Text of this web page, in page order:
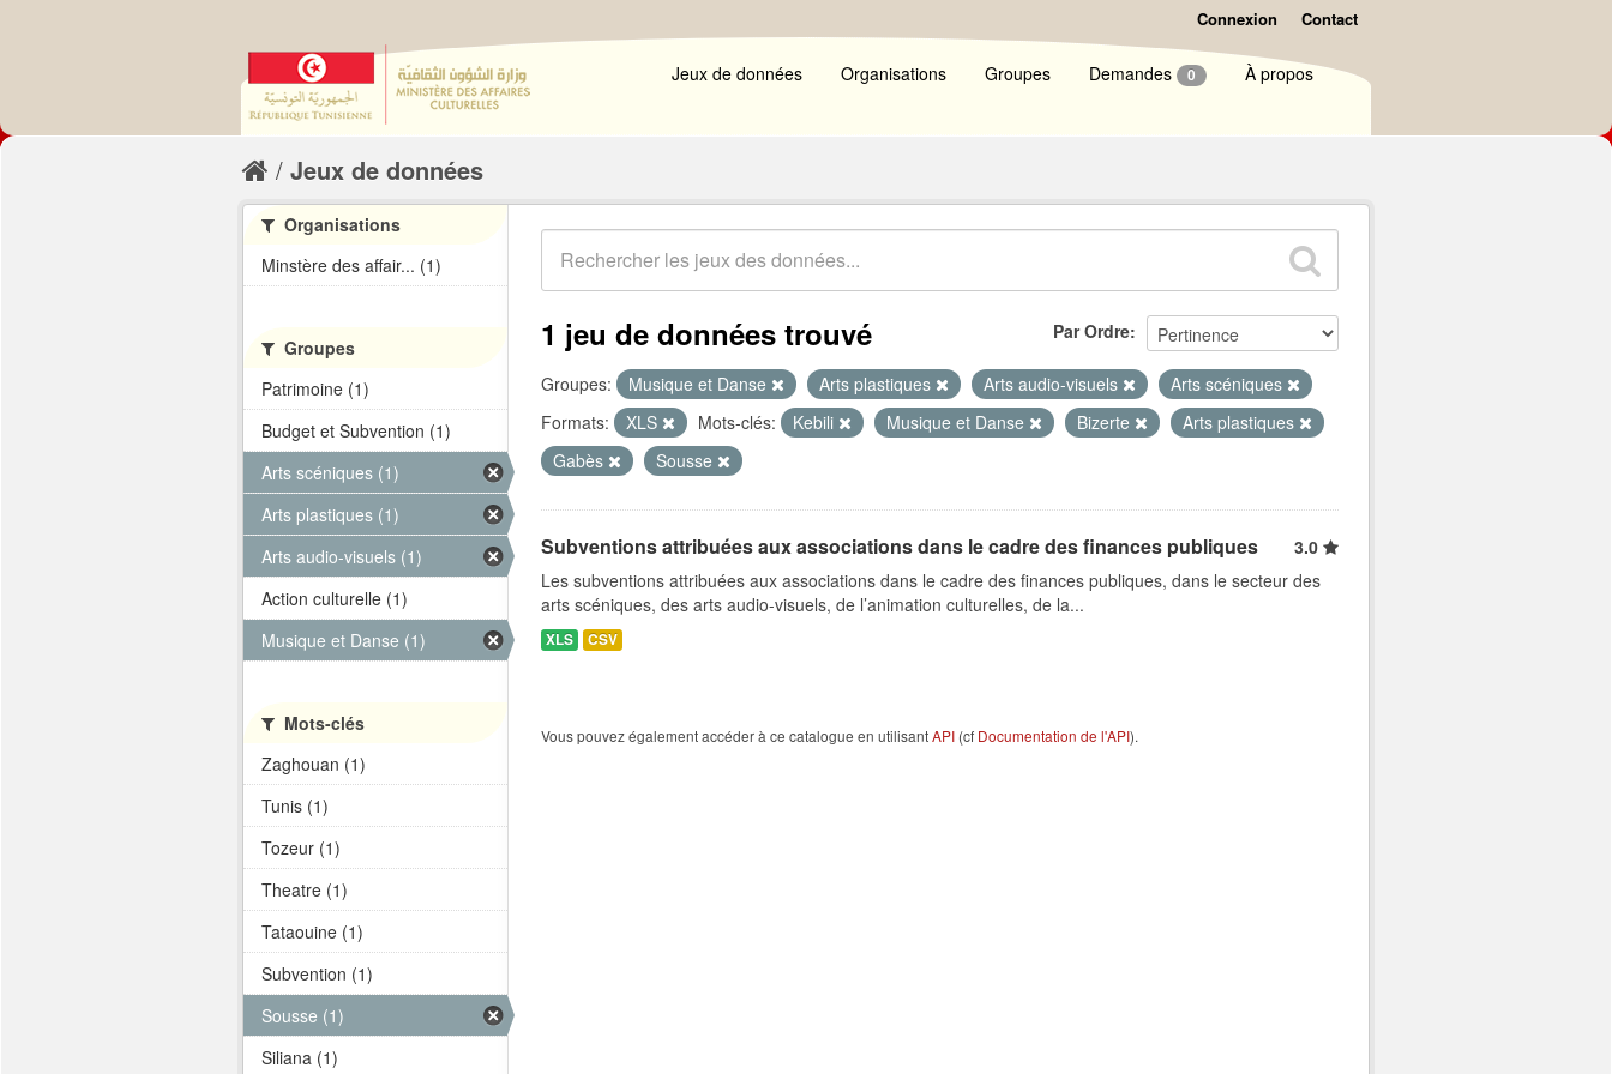
Connexion Contact
Jeux de données Organisations Groupes Demandes 0 À propos
Jeux de données
Par Ordre
1 jeu de données trouvé
Groupes: Musique et Danse Arts plastiques Arts audio-visuels
Arts scéniques
Formats:
XLS Mots-clés: Kebili Musique et Danse Bizerte
Arts plastiques
Gabès
Sousse
Subventions attribuées aux associations dans le cadre des finances publiques
3.0
Les subventions attribuées aux associations dans le cadre des finances publiques, dans le secteur des
arts scéniques, des arts audio-visuels, de l’animation culturelles, de la...
XLS CSV
Vous pouvez également accéder à ce catalogue en utilisantAPI (cf Documentation de l'API).
Organisations
Minstère des affair... (1)
Groupes
Patrimoine (1)
Budget et Subvention (1)
Arts scéniques (1)
Arts plastiques (1)
Arts audio-visuels (1)
Action culturelle (1)
Musique et Danse (1)
Mots-clés
Zaghouan (1)
Tunis (1)
Tozeur (1)
Theatre (1)
Tataouine (1)
Subvention (1)
Sousse (1)
Siliana (1)